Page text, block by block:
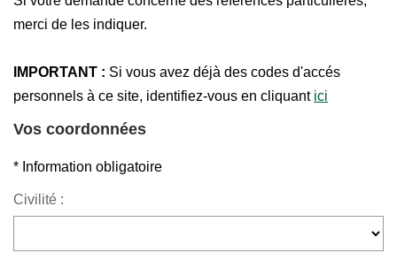
merci de les indiquer.
IMPORTANT : Si vous avez déjà des codes d'accés
personnels à ce site, identifiez-vous en cliquant ici
Vos coordonnées
* Information obligatoire
Civilité :